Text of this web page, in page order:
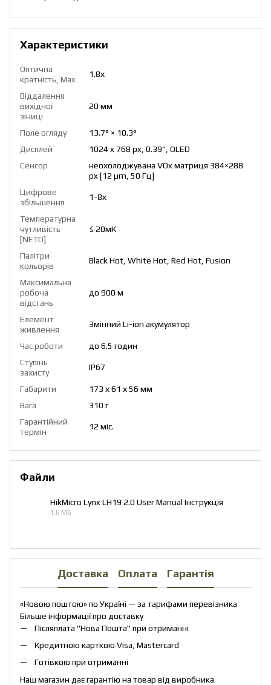
Характеристики
Оптична
кратність, Max
1.8х
Віддалення
вихідної
зіниці
20 мм
Поле огляду
13.7° × 10.3°
Дисплей
1024 x 768 px, 0.39", OLED
Сенсор
неохолоджувана VOx матриця 384×288
px [12 µm, 50 Гц]
Цифрове
збільшення
1-8х
Температурна
чутливість
[NETD]
≤ 20мК
Палітри
кольорів
Black Hot, White Hot, Red Hot, Fusion
Максимальна
робоча
відстань
до 900 м
Елемент
живлення
Змінний Lі-іon акумулятор
Час роботи
до 6.5 годин
Ступінь
захисту
IP67
Габарити
173 х 61 х 56 мм
Вага
310 г
Гарантійний
термін
12 міс.
Файли
HikMicro Lynx LH19 2.0 User Manual Інструкція
1.6 МБ
Доставка Оплата Гарантія
«Новою поштою» по Україні — за тарифами перевізника
Більше інформації про доставку
Післяплата "Нова Пошта" при отриманні
Кредитною карткою Visa, Mastercard
Готівкою при отриманні
Наш магазин дає гарантію на товар від виробника